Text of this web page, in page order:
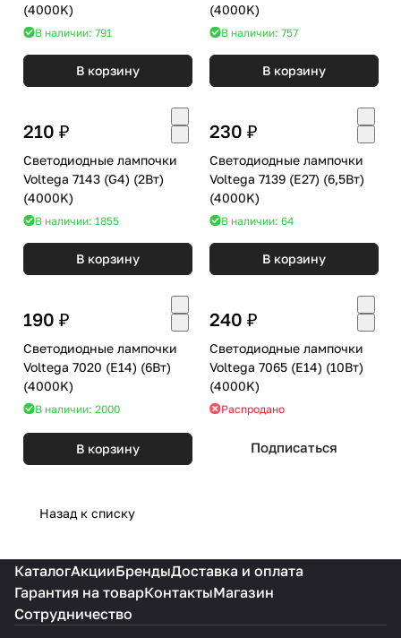
(4000K)
В наличии: 791
В корзину
(4000K)
В наличии: 757
В корзину
210 ₽
Светодиодные лампочки
Voltega 7143 (G4) (2Вт)
(4000K)
В наличии: 1855
В корзину
230 ₽
Светодиодные лампочки
Voltega 7139 (E27) (6,5Вт)
(4000K)
В наличии: 64
В корзину
190 ₽
Светодиодные лампочки
Voltega 7020 (E14) (6Вт)
(4000K)
В наличии: 2000
В корзину
240 ₽
Светодиодные лампочки
Voltega 7065 (E14) (10Вт)
(4000K)
Распродано
Подписаться
Назад к списку
КаталогАкцииБрендыДоставка и оплата
Гарантия на товарКонтактыМагазин
Сотрудничество